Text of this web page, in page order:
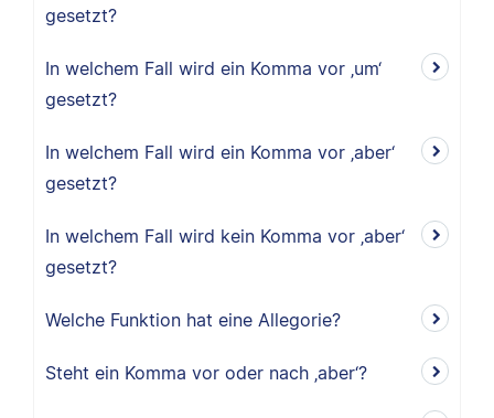
gesetzt?
In welchem Fall wird ein Komma vor ‚um‘
gesetzt?
In welchem Fall wird ein Komma vor ‚aber‘
gesetzt?
In welchem Fall wird kein Komma vor ‚aber‘
gesetzt?
Welche Funktion hat eine Allegorie?
Steht ein Komma vor oder nach ‚aber‘?